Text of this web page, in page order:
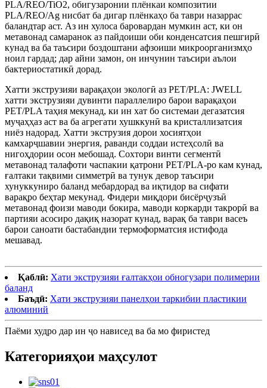
PLA/REO/TiO2, обигузаронии плёнкаи композитии
PLA/REO/Ag нисбат ба дигар плёнкаҳо ба таври назаррас
баландтар аст. Аз ин хулоса баровардан мумкин аст, ки он
метавонад самаранок аз пайдоиши оби конденсатсия пешгирӣ
кунад ва ба таъсири боздоштани афзоиши микроорганизмҳо
ноил гардад; дар айни замон, он инчунин таъсири аълои
бактериостатикӣ дорад.
Хатти экструзияи варақаҳои экологӣ аз PET/PLA: JWELL
хатти экструзияи дувинти параллелиро барои варақаҳои
PET/PLA таҳия мекунад, ки ин хат бо системаи дегазатсия
муҷаҳҳаз аст ва ба агрегати хушккунӣ ва кристаллизатсия
ниёз надорад. Хатти экструзия дорои хосиятҳои
камхарҷшавии энергия, раванди соддаи истеҳсолӣ ва
нигоҳдории осон мебошад. Сохтори винти сегментӣ
метавонад талафоти часпакии қатрони PET/PLA-ро кам кунад,
ғалтаки тақвими симметрӣ ва тунук девор таъсири
хунуккуниро баланд мебардорад ва иқтидор ва сифати
варақро беҳтар мекунад. Фидери миқдори бисёрҷузъӣ
метавонад фоизи маводи бокира, маводи коркарди такрорӣ ва
партияи асосиро дақиқ назорат кунад, варақ ба таври васеъ
барои саноати бастабандии термоформатсия истифода
мешавад.
Қаблӣ: Хати экструзияи ғалтакҳои обногузари полимерии
баланд
Баъдӣ: Хати экструзияи панелҳои таркибии пластикии
алюминий
Паёми худро дар ин ҷо нависед ва ба мо фиристед
Категорияҳои маҳсулот